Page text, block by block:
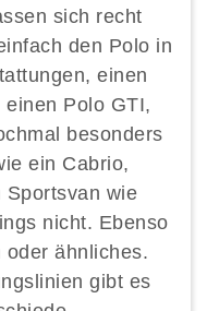
sich recht
den Polo in
einen
Polo GTI,
besonders
ein Cabrio,
Sportsvan wie
nicht. Ebenso
ähnliches.
gibt es